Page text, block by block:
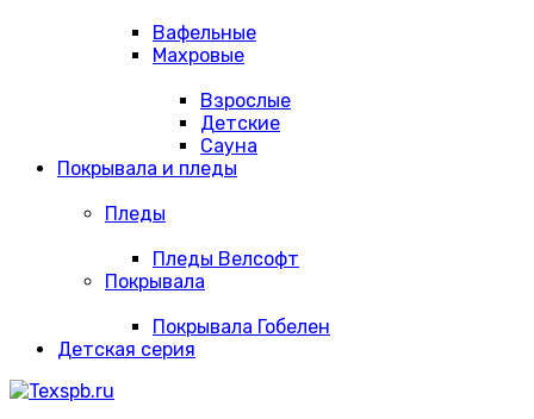
Вафельные
Махровые
Взрослые
Детские
Сауна
Покрывала и пледы
Пледы
Пледы Велсофт
Покрывала
Покрывала Гобелен
Детская серия